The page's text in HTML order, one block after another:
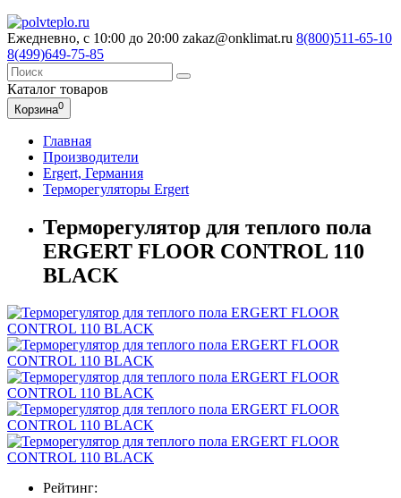
Ежедневно, с 10:00 до 20:00 zakaz@onklimat.ru 8(800)511-65-10
8(499)649-75-85
Каталог товаров
Корзина0
Главная
Производители
Ergert, Германия
Терморегуляторы Ergert
Терморегулятор для теплого пола
ERGERT FLOOR CONTROL 110
BLACK
Рейтинг: